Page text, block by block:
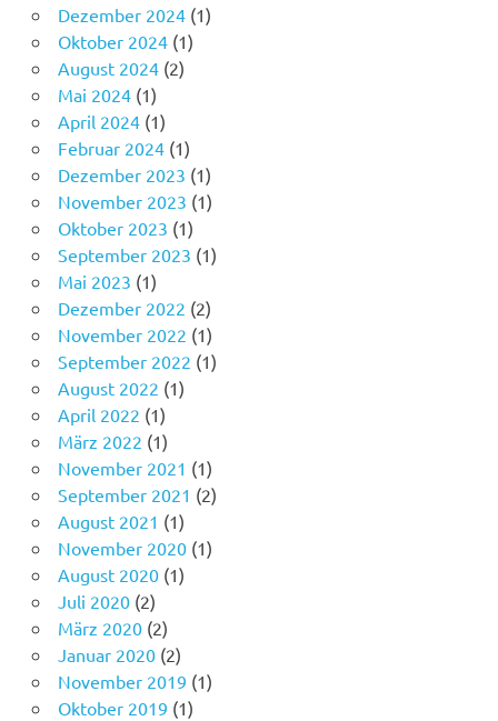
Dezember 2024(1)
Oktober 2024(1)
August 2024(2)
Mai 2024(1)
April 2024(1)
Februar 2024(1)
Dezember 2023 (1)
November 2023 (1)
Oktober 2023 (1)
September 2023 (1)
Mai 2023 (1)
Dezember 2022 (2)
November 2022 (1)
September 2022 (1)
August 2022 (1)
April 2022 (1)
März 2022 (1)
November 2021 (1)
September 2021 (2)
August 2021 (1)
November 2020(1)
August 2020(1)
Juli 2020(2)
März 2020(2)
Januar 2020(2)
November 2019 (1)
Oktober 2019 (1)